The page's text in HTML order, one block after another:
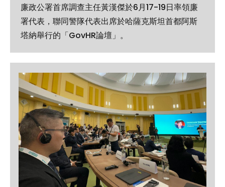
廉政公署首席調查主任黃漢傑於6月17-19日率領廉
署代表，聯同警隊代表出席於哈薩克斯坦首都阿斯
塔納舉行的「GovHR論壇」。